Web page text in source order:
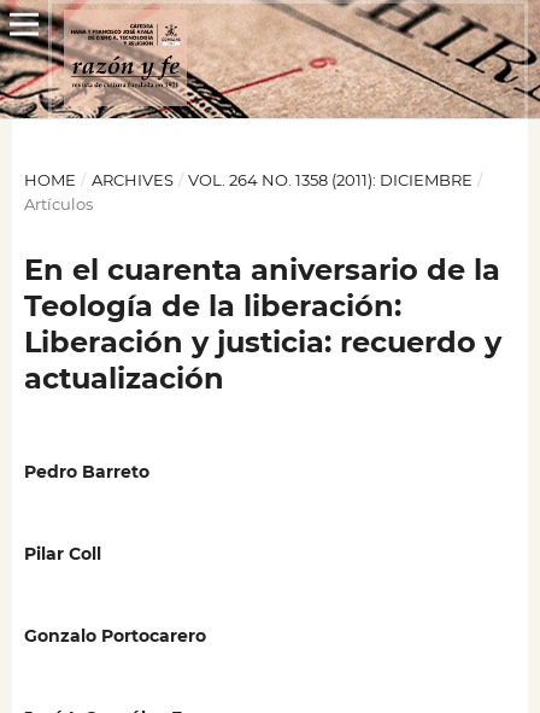
HOME / ARCHIVES / VOL. 264 NO. 1358 (2011): DICIEMBRE /
Artículos
En el cuarenta aniversario de la
Teología de la liberación:
Liberación y justicia: recuerdo y
actualización
Pedro Barreto
Pilar Coll
Gonzalo Portocarero